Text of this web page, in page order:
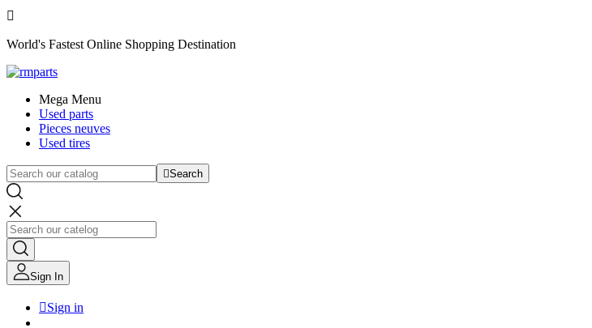

World's Fastest Online Shopping Destination
Mega Menu
Used parts
Pieces neuves
Used tires
Search
Sign In
Sign in